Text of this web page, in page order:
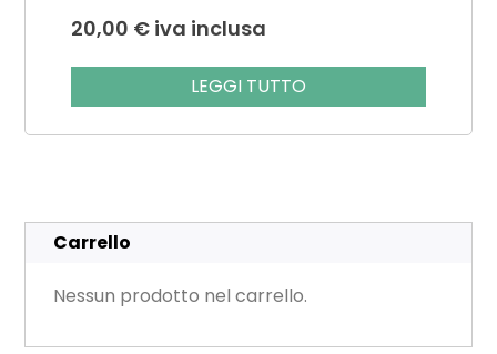
20,00 € iva inclusa
LEGGI TUTTO
Carrello
Nessun prodotto nel carrello.